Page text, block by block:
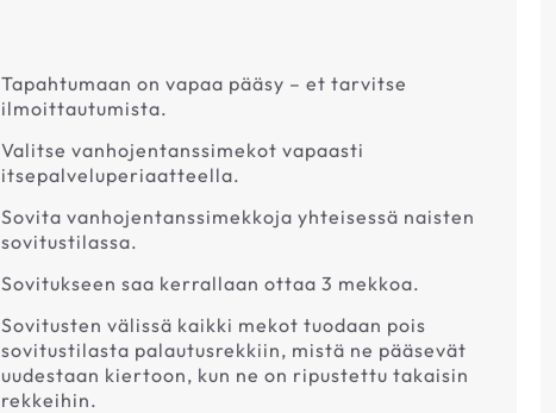
Tapahtumaan on vapaa pääsy – et tarvitse
ilmoittautumista.
Valitse vanhojentanssimekot vapaasti
itsepalveluperiaatteella.
Sovita vanhojentanssimekkoja yhteisessä naisten
sovitustilassa.
Sovitukseen saa kerrallaan ottaa 3 mekkoa.
Sovitusten välissä kaikki mekot tuodaan pois
sovitustilasta palautusrekkiin, mistä ne pääsevät
uudestaan kiertoon, kun ne on ripustettu takaisin
rekkeihin.